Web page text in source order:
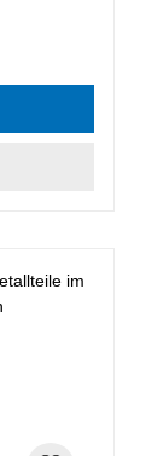
Sternen